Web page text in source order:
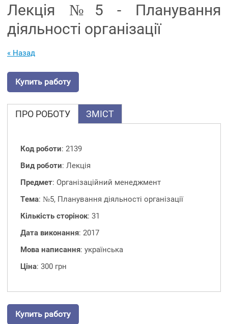
Лекція №5 - Планування
діяльності організації
« Назад
Купить работу
ПРО РОБОТУ ЗМІСТ
Код роботи: 2139
Вид роботи: Лекція
Предмет: Організаційний менеджмент
Тема: №5, Планування діяльності організації
Кількість сторінок: 31
Дата виконання: 2017
Мова написання: українська
Ціна: 300 грн
Купить работу